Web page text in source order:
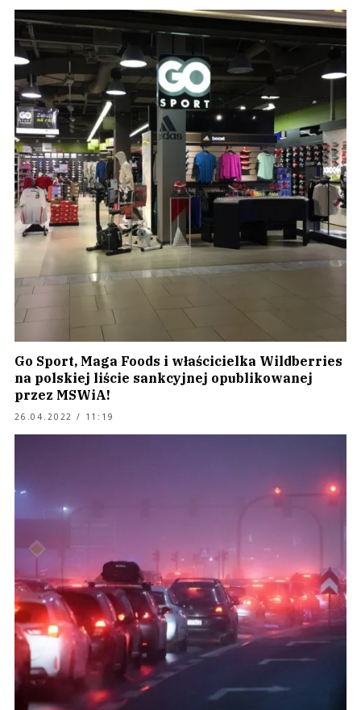
Go Sport, Maga Foods i właścicielka Wildberries
na polskiej liście sankcyjnej opublikowanej
przez MSWiA!
26.04.2022 / 11:19